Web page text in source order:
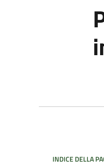
INDICE DELLA